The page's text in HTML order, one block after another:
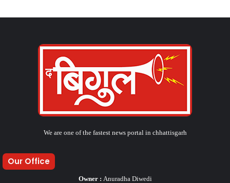
We are one of the fastest news portal in chhattisgarh
Our Office
Owner : Anuradha Diwedi